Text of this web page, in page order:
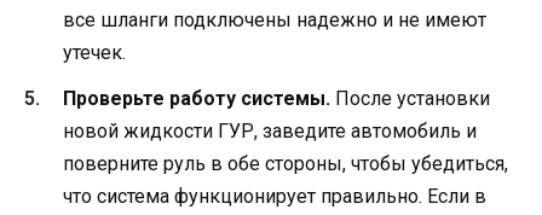
все шланги подключены надежно и не имеют
утечек.
Проверьте работу системы. После установки
новой жидкости ГУР, заведите автомобиль и
поверните руль в обе стороны, чтобы убедиться,
что система функционирует правильно. Если в